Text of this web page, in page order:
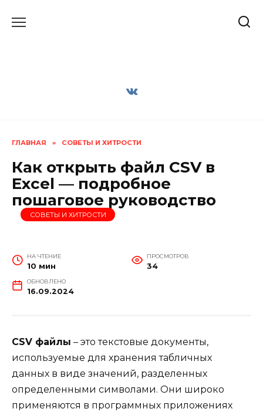
ГЛАВНАЯ » СОВЕТЫ И ХИТРОСТИ
Как открыть файл CSV в
Excel — подробное
пошаговое руководство
СОВЕТЫ И ХИТРОСТИ
НА ЧТЕНИЕ
10 мин
ПРОСМОТРОВ
34
ОБНОВЛЕНО
16.09.2024
CSV файлы – это текстовые документы,
используемые для хранения табличных
данных в виде значений, разделенных
определенными символами. Они широко
применяются в программных приложениях